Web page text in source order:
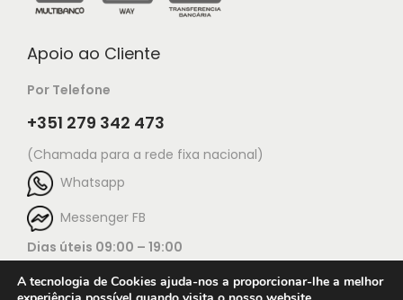
Apoio ao Cliente
Por Telefone
+351 279 342 473
(Chamada para a rede fixa nacional)
Whatsapp
Messenger FB
Dias úteis 09:00 – 19:00
A tecnologia de Cookies ajuda-nos a proporcionar-lhe a melhor